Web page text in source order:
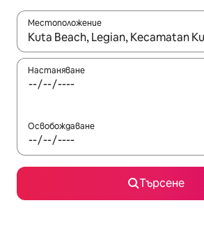
Местоположение
Когато резултатите се покажат,
Настаняване
Освобождаване
Търсене